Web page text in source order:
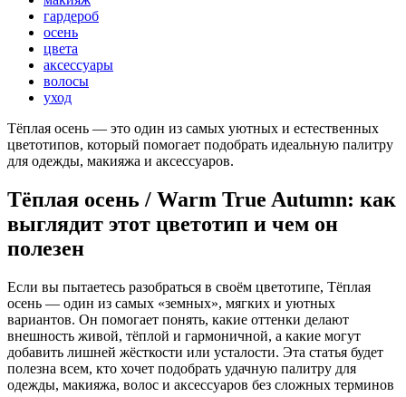
гардероб
осень
цвета
аксессуары
волосы
уход
Тёплая осень — это один из самых уютных и естественных
цветотипов, который помогает подобрать идеальную палитру
для одежды, макияжа и аксессуаров.
Тёплая осень / Warm True Autumn: как
выглядит этот цветотип и чем он
полезен
Если вы пытаетесь разобраться в своём цветотипе, Тёплая
осень — один из самых «земных», мягких и уютных
вариантов. Он помогает понять, какие оттенки делают
внешность живой, тёплой и гармоничной, а какие могут
добавить лишней жёсткости или усталости. Эта статья будет
полезна всем, кто хочет подобрать удачную палитру для
одежды, макияжа, волос и аксессуаров без сложных терминов